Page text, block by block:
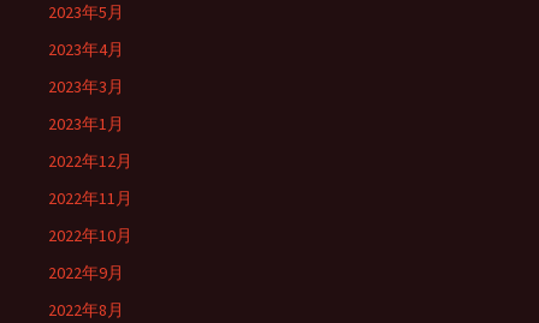
2023年5月
2023年4月
2023年3月
2023年1月
2022年12月
2022年11月
2022年10月
2022年9月
2022年8月